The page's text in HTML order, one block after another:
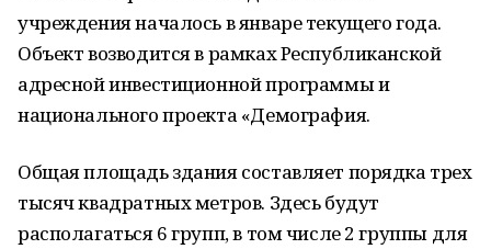
учреждения началось в январе текущего года.
Объект возводится в рамках Республиканской
адресной инвестиционной программы и
национального проекта «Демография.
Общая площадь здания составляет порядка трех
тысяч квадратных метров. Здесь будут
располагаться 6 групп, в том числе 2 группы для